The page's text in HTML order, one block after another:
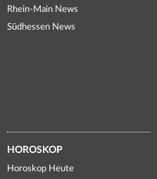
Rhein-Main News
Südhessen News
HOROSKOP
Horoskop Heute